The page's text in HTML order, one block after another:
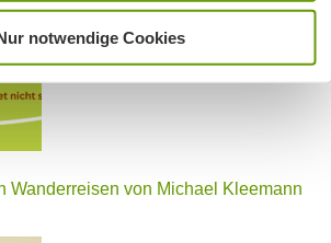
notwendige Cookies
Wanderreisen von Michael Kleemann